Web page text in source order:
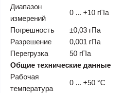
Диапазон
измерений
0 ... +10 гПа
Погрешность
±0,03 гПа
Разрешение
0,001 гПа
Перегрузка
50 гПа
Общие технические данные
Рабочая
температура
0 ... +50 °C